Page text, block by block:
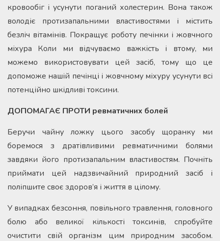
кровообіг і усунути поганий холестерин. Вона також
володіє протизапальними властивостями і містить
безліч вітамінів. Покращує роботу печінки і жовчного
міхура Коли ми відчуваємо важкість і втому, ми
можемо використовувати цей засіб, тому що це
допоможе нашій печінці і жовчному міхуру усунути всі
потенційно шкідливі токсини.
ДОПОМАГАЄ ПРОТИ ревматичних болей
Беручи чайну ложку цього засобу щоранку ми
боремося з дратівливими ревматичними болями
завдяки його протизапальним властивостям. Почніть
приймати цей надзвичайний природний засіб і
поліпшите своє здоров’я і життя в цілому.
У випадках безсоння, повільного травлення, головного
болю або великої кількості токсинів, спробуйте
очистити свій організм цим природним засобом.